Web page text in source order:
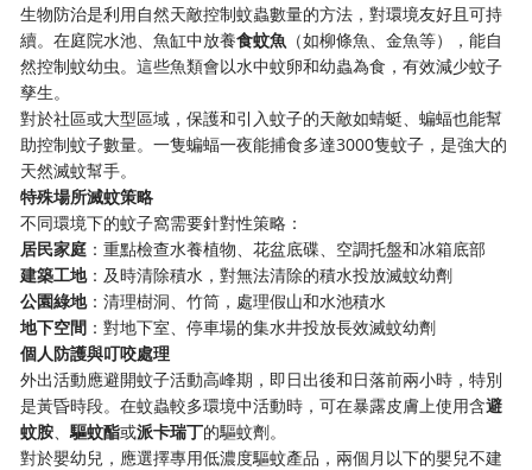
生物防治是利用自然天敵控制蚊蟲數量的方法，對環境友好且可持
續。在庭院水池、魚缸中放養食蚊魚 （如柳條魚、金魚等），能自
然控制蚊幼虫。這些魚類會以水中蚊卵和幼蟲為食，有效減少蚊子
孳生。
對於社區或大型區域，保護和引入蚊子的天敵如蜻蜓、蝙蝠也能幫
助控制蚊子數量。一隻蝙蝠一夜能捕食多達3000隻蚊子，是強大的
天然滅蚊幫手。
特殊場所滅蚊策略
不同環境下的蚊子窩需要針對性策略：
居民家庭 ：重點檢查水養植物、花盆底碟、空調托盤和冰箱底部
建築工地：及時清除積水，對無法清除的積水投放滅蚊幼劑
公園綠地：清理樹洞、竹筒，處理假山和水池積水
地下空間 ：對地下室、停車場的集水井投放長效滅蚊幼劑
個人防護與叮咬處理
外出活動應避開蚊子活動高峰期，即日出後和日落前兩小時，特別
是黃昏時段。在蚊蟲較多環境中活動時，可在暴露皮膚上使用含避
蚊胺、驅蚊酯或派卡瑞丁的驅蚊劑。
對於嬰幼兒，應選擇專用低濃度驅蚊產品，兩個月以下的嬰兒不建